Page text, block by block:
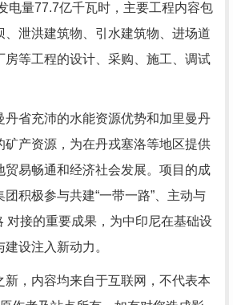
电量77.7亿千瓦时，主要工程内容包
、泄洪建筑物、引水建筑物、进场道
房等工程的设计、采购、施工、调试
丹省充沛的水能资源优势和加里曼丹
矿产资源，为在丹戎塞洛等地区提供
贸易畅通和经济社会发展。项目的成
积极参与共建“一带一路”、主动与
对接的重要成果，为中印尼在基础设
设注入新动力。
新，内容均来自于互联网，不代表本